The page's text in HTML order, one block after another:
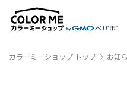
カラーミーショップ トップ お知